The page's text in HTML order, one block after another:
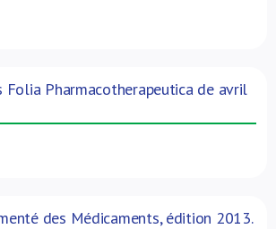
Folia Pharmacotherapeutica de avril
des Médicaments, édition 2013.